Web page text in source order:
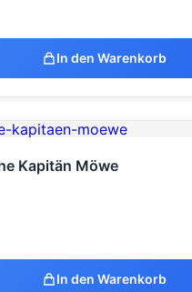
In den Warenkorb
Kapitän Möwe
In den Warenkorb